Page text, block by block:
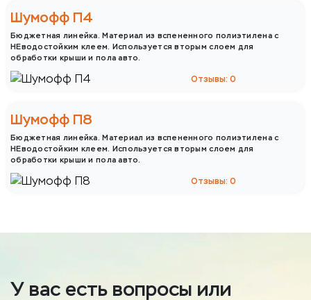
Шумофф П4
Бюджетная линейка. Материал из вспененного полиэтилена с
НЕводостойким клеем. Используется вторым слоем для
обработки крыши и пола авто.
Отзывы: 0
Шумофф П8
Бюджетная линейка. Материал из вспененного полиэтилена с
НЕводостойким клеем. Используется вторым слоем для
обработки крыши и пола авто.
Отзывы: 0
У вас есть вопросы или